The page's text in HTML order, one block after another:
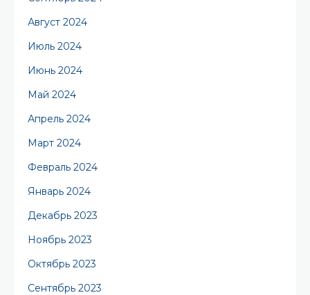
Август 2024
Июль 2024
Июнь 2024
Май 2024
Апрель 2024
Март 2024
Февраль 2024
Январь 2024
Декабрь 2023
Ноябрь 2023
Октябрь 2023
Сентябрь 2023